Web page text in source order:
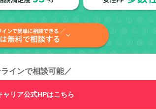
インで相談可能／
ャリア公式HPはこちら